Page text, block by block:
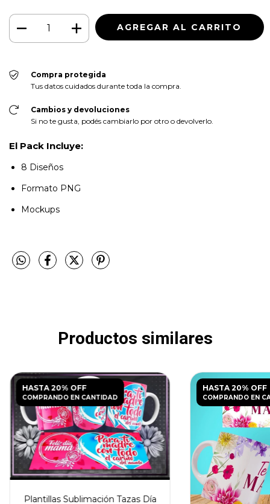
Compra protegida
Tus datos cuidados durante toda la compra.
Cambios y devoluciones
Si no te gusta, podés cambiarlo por otro o devolverlo.
El Pack Incluye:
8 Diseños
Formato PNG
Mockups
Productos similares
HASTA 20% OFF
COMPRANDO EN CANTIDAD
Plantillas Sublimación Tazas Día
HASTA 20% OFF
COMPRANDO EN